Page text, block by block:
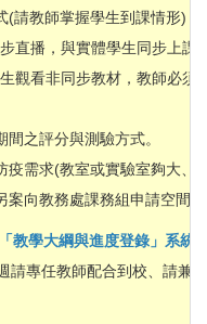
(請教師掌握學生到課情形)：
直播，與實體學生同步上課
觀看非同步教材，教師必須
之評分與測驗方式。
疫需求(教室或實驗室夠大、
案向教務處課務組申請空間。
教學大綱與進度登錄」系統
請專任教師配合到校、請兼